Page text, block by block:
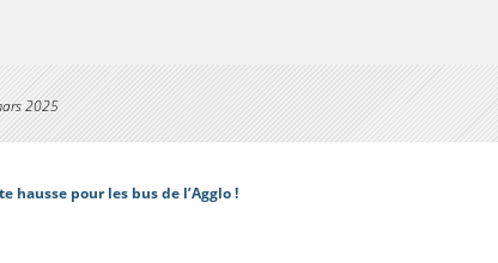
2025
pour les bus de l’Agglo !